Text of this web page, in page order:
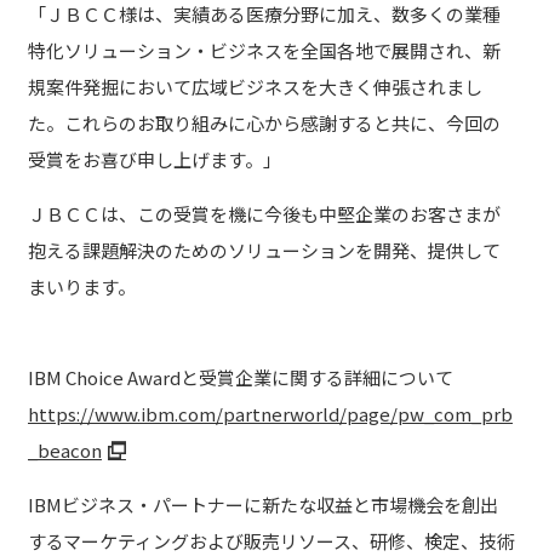
「ＪＢＣＣ様は、実績ある医療分野に加え、数多くの業種
特化ソリューション・ビジネスを全国各地で展開され、新
規案件発掘において広域ビジネスを大きく伸張されまし
た。これらのお取り組みに心から感謝すると共に、今回の
受賞をお喜び申し上げます。」
ＪＢＣＣは、この受賞を機に今後も中堅企業のお客さまが
抱える課題解決のためのソリューションを開発、提供して
まいります。
IBM Choice Awardと受賞企業に関する詳細について
https://www.ibm.com/partnerworld/page/pw_com_prb
_beacon
IBMビジネス・パートナーに新たな収益と市場機会を創出
するマーケティングおよび販売リソース、研修、検定、技術